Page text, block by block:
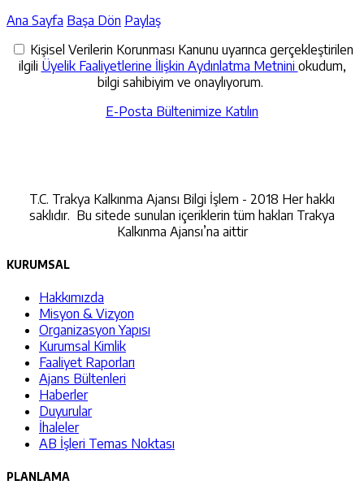
Ana Sayfa Başa Dön Paylaş
Kişisel Verilerin Korunması Kanunu uyarınca gerçekleştirilen
ilgili Üyelik Faaliyetlerine İlişkin Aydınlatma Metnini okudum,
bilgi sahibiyim ve onaylıyorum.
E-Posta Bültenimize Katılın
T.C. Trakya Kalkınma Ajansı Bilgi İşlem - 2018 Her hakkı
saklıdır. Bu sitede sunulan içeriklerin tüm hakları Trakya
Kalkınma Ajansı’na aittir
KURUMSAL
Hakkımızda
Misyon & Vizyon
Organizasyon Yapısı
Kurumsal Kimlik
Faaliyet Raporları
Ajans Bültenleri
Haberler
Duyurular
İhaleler
AB İşleri Temas Noktası
PLANLAMA